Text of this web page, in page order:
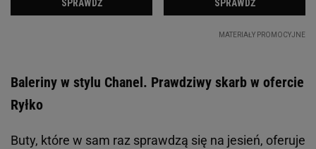
Baleriny w stylu Chanel. Prawdziwy skarb w ofercie
Ryłko
Buty, które w sam raz sprawdzą się na jesień, oferuje